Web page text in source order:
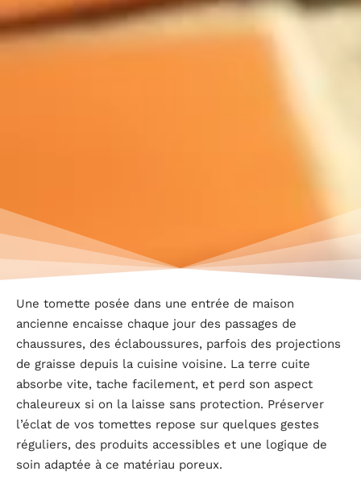
Une tomette posée dans une entrée de maison
ancienne encaisse chaque jour des passages de
chaussures, des éclaboussures, parfois des projections
de graisse depuis la cuisine voisine. La terre cuite
absorbe vite, tache facilement, et perd son aspect
chaleureux si on la laisse sans protection. Préserver
l’éclat de vos tomettes repose sur quelques gestes
réguliers, des produits accessibles et une logique de
soin adaptée à ce matériau poreux.